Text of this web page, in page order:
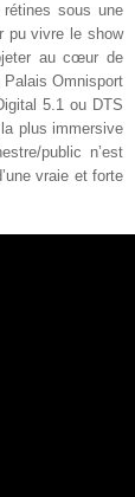
sous une
pu vivre le show
au cœur de
Palais Omnisport
5.1 ou DTS
plus immersive
public n’est
vraie et forte